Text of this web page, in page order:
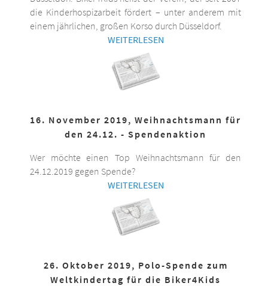
die Kinderhospizarbeit fördert – unter anderem mit
einem jährlichen, großen Korso durch Düsseldorf.
WEITERLESEN
16. November 2019, Weihnachtsmann für
den 24.12. - Spendenaktion
Wer möchte einen Top Weihnachtsmann für den
24.12.2019 gegen Spende?
WEITERLESEN
26. Oktober 2019, Polo-Spende zum
Weltkindertag für die Biker4Kids